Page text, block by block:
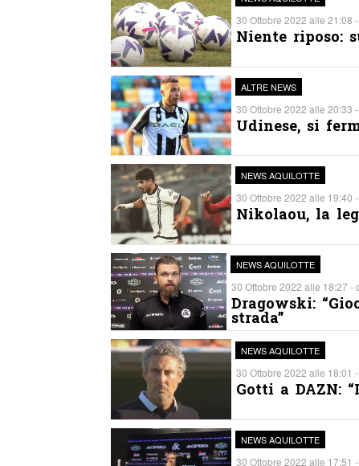
30 Ottobre 2022 alle 21:08
Niente riposo:
ALTRE NEWS
30 Ottobre 2022 alle 20:33
Udinese, si
NEWS AQUILOTTE
30 Ottobre 2022 alle 19:40
Nikolaou, la
NEWS AQUILOTTE
30 Ottobre 2022 alle 18:27 -
Dragowski:
strada”
NEWS AQUILOTTE
30 Ottobre 2022 alle 18:01
Gotti a DAZN:
NEWS AQUILOTTE
30 Ottobre 2022 alle 17:51